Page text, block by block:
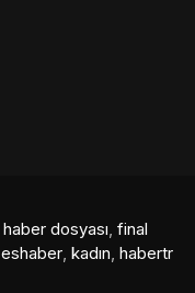
haber dosyası, final
eshaber, kadın, habertr